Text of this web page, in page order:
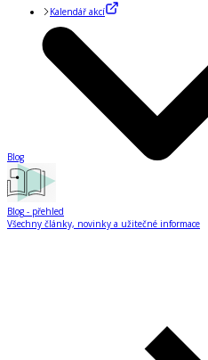
Kalendář akcí
Blog
Blog - přehled
Všechny články, novinky a užitečné informace